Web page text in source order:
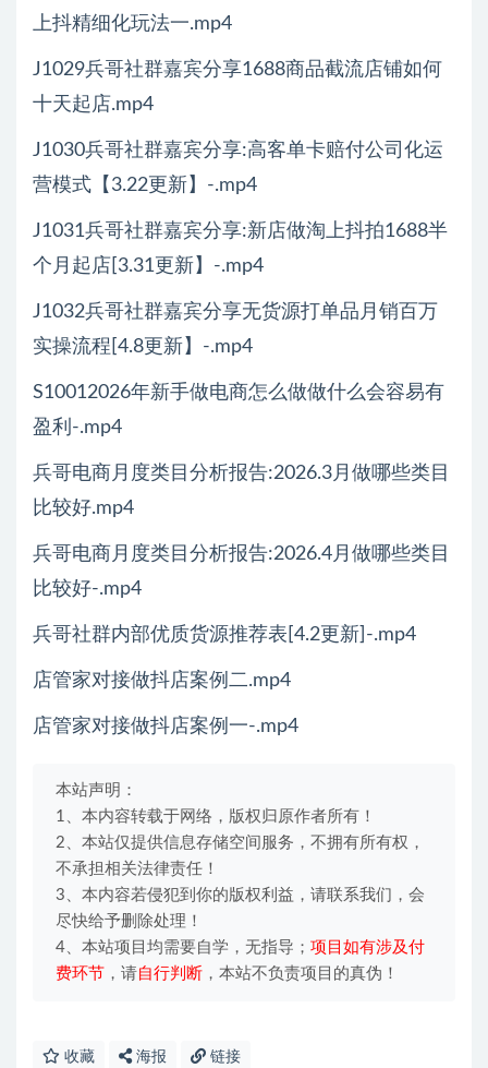
上抖精细化玩法一.mp4
J1029兵哥社群嘉宾分享1688商品截流店铺如何
十天起店.mp4
J1030兵哥社群嘉宾分享:高客单卡赔付公司化运
营模式【3.22更新】-.mp4
J1031兵哥社群嘉宾分享:新店做淘上抖拍1688半
个月起店[3.31更新】-.mp4
J1032兵哥社群嘉宾分享无货源打单品月销百万
实操流程[4.8更新】-.mp4
S10012026年新手做电商怎么做做什么会容易有
盈利-.mp4
兵哥电商月度类目分析报告:2026.3月做哪些类目
比较好.mp4
兵哥电商月度类目分析报告:2026.4月做哪些类目
比较好-.mp4
兵哥社群内部优质货源推荐表[4.2更新]-.mp4
店管家对接做抖店案例二.mp4
店管家对接做抖店案例一-.mp4
本站声明：
1、本内容转载于网络，版权归原作者所有！
2、本站仅提供信息存储空间服务，不拥有所有权，
不承担相关法律责任！
3、本内容若侵犯到你的版权利益，请联系我们，会
尽快给予删除处理！
4、本站项目均需要自学，无指导； 项目如有涉及付
费环节 ，请自行判断 ，本站不负责项目的真伪！
收藏 海报 链接